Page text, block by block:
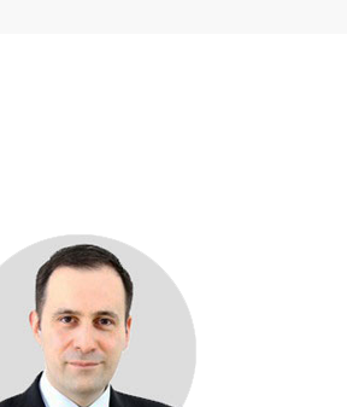
Erstgespräch!